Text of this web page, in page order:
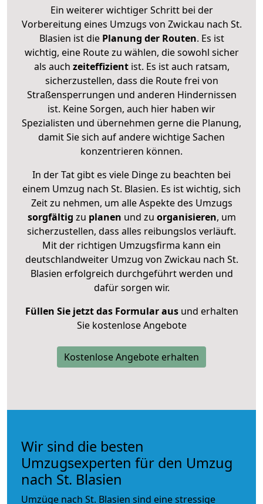
Ein weiterer wichtiger Schritt bei der
Vorbereitung eines Umzugs von Zwickau nach St.
Blasien ist diePlanung der Routen. Es ist
wichtig, eine Route zu wählen, die sowohl sicher
als auch zeiteffizientist. Es ist auch ratsam,
sicherzustellen, dass die Route frei von
Straßensperrungen und anderen Hindernissen
ist. Keine Sorgen, auch hier haben wir
Spezialisten und übernehmen gerne die Planung,
damit Sie sich auf andere wichtige Sachen
konzentrieren können.
In der Tat gibt es viele Dinge zu beachten bei
einem Umzug nach St. Blasien. Es ist wichtig, sich
Zeit zu nehmen, um alle Aspekte des Umzugs
sorgfältig zu planen und zu organisieren, um
sicherzustellen, dass alles reibungslos verläuft.
Mit der richtigen Umzugsfirma kann ein
deutschlandweiter Umzug von Zwickau nach St.
Blasien erfolgreich durchgeführt werden und
dafür sorgen wir.
Füllen Sie jetzt das Formular ausund erhalten
Sie kostenlose Angebote
Kostenlose Angebote erhalten
Wir sind die besten
Umzugsexperten für den Umzug
nach St. Blasien
Umzüge nach St. Blasien sind eine stressige